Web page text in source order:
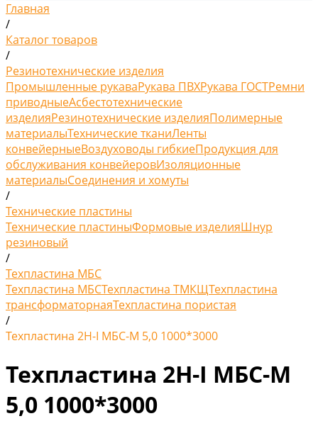
Главная
/
Каталог товаров
/
Резинотехнические изделия
Промышленные рукаваРукава ПВХРукава ГОСТРемни
приводныеАсбестотехнические
изделияРезинотехнические изделияПолимерные
материалыТехнические тканиЛенты
конвейерныеВоздуховоды гибкиеПродукция для
обслуживания конвейеровИзоляционные
материалыСоединения и хомуты
/
Технические пластины
Технические пластиныФормовые изделияШнур
резиновый
/
Техпластина МБС
Техпластина МБСТехпластина ТМКЩТехпластина
трансформаторнаяТехпластина пористая
/
Техпластина 2Н-I МБС-М 5,0 1000*3000
Техпластина 2Н-I МБС-М
5,0 1000*3000